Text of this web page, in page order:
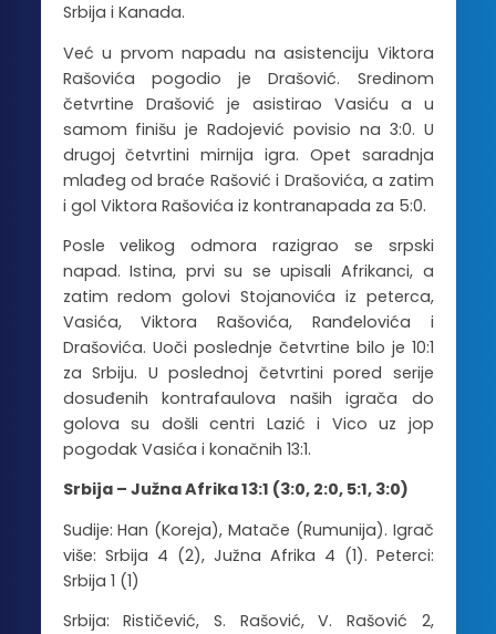
Srbija i Kanada.
Već u prvom napadu na asistenciju Viktora
Rašovića pogodio je Drašović. Sredinom
četvrtine Drašović je asistirao Vasiću a u
samom finišu je Radojević povisio na 3:0. U
drugoj četvrtini mirnija igra. Opet saradnja
mlađeg od braće Rašović i Drašovića, a zatim
i gol Viktora Rašovića iz kontranapada za 5:0.
Posle velikog odmora razigrao se srpski
napad. Istina, prvi su se upisali Afrikanci, a
zatim redom golovi Stojanovića iz peterca,
Vasića, Viktora Rašovića, Ranđelovića i
Drašovića. Uoči poslednje četvrtine bilo je 10:1
za Srbiju. U poslednoj četvrtini pored serije
dosuđenih kontrafaulova naših igrača do
golova su došli centri Lazić i Vico uz jop
pogodak Vasića i konačnih 13:1.
Srbija – Južna Afrika 13:1 (3:0, 2:0, 5:1, 3:0)
Sudije: Han (Koreja), Matače (Rumunija). Igrač
više: Srbija 4 (2), Južna Afrika 4 (1). Peterci:
Srbija 1 (1)
Srbija: Rističević, S. Rašović, V. Rašović 2,